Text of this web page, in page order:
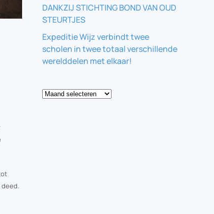
deed.
DANKZIJ STICHTING BOND VAN OUD
STEURTJES
Expeditie Wijz verbindt twee
scholen in twee totaal verschillende
werelddelen met elkaar!
Blog